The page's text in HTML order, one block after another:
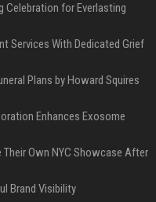
Celebration for Everlasting
Services With Dedicated Grief
Plans by Howard Squires
Enhances Exosome
Own NYC Showcase After
Brand Visibility